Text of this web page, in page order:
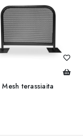
Mesh terassiaita